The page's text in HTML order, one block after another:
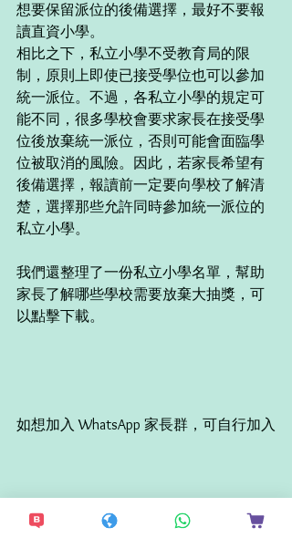
想要保留派位的後備選擇，最好不要報
讀直資小學。
相比之下，私立小學不受教育局的限
制，原則上即使已接受學位也可以參加
統一派位。不過，各私立小學的規定可
能不同，很多學校會要求家長在接受學
位後放棄統一派位，否則可能會面臨學
位被取消的風險。因此，若家長希望有
後備選擇，報讀前一定要向學校了解清
楚，選擇那些允許同時參加統一派位的
私立小學。
我們還整理了一份私立小學名單，幫助
家長了解哪些學校需要放棄大抽獎，可
以點擊下載。
如想加入 WhatsApp 家長群，可自行加入